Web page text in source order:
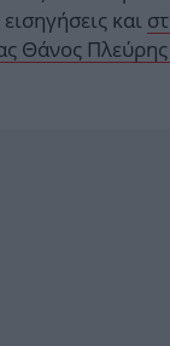
και
Θάνος